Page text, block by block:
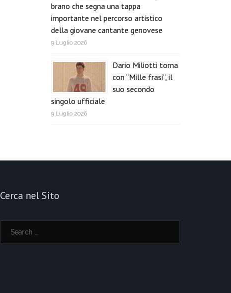
brano che segna una tappa
importante nel percorso artistico
della giovane cantante genovese
9 Luglio 2026
Dario Miliotti torna
con “Mille frasi”, il
suo secondo
singolo ufficiale
9 Luglio 2026
Cerca nel Sito